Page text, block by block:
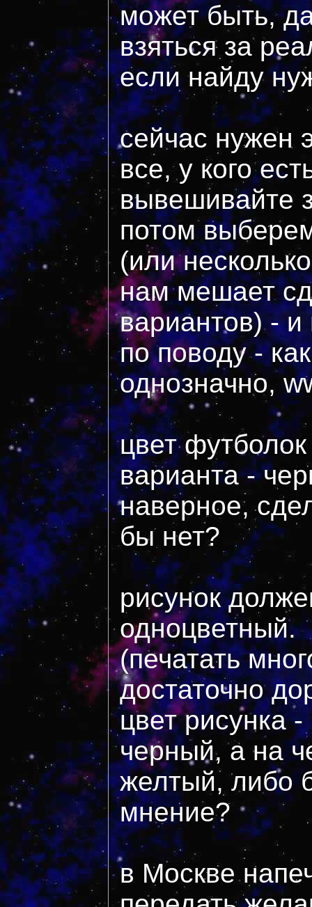
может быть,
взяться за
если найду
сейчас нужен
все, у кого
вывешивайте
потом
(или
нам мешает
вариантов) -
по поводу -
однозначно,
цвет
варианта -
наверное,
бы нет?
рисунок
одноцветный.
(печатать
достаточно
цвет рисунка
черный, а на
желтый, либо
мнение?
в Москве